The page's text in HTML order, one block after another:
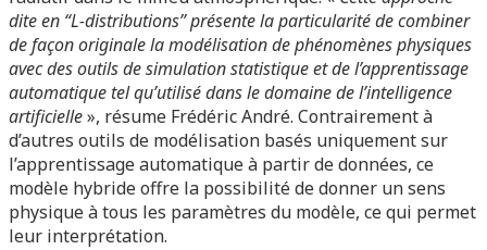
dite en “L-distributions” présente la particularité de combiner
de façon originale la modélisation de phénomènes physiques
avec des outils de simulation statistique et de l’apprentissage
automatique tel qu’utilisé dans le domaine de l’intelligence
artificielle», résume Frédéric André. Contrairement à
d’autres outils de modélisation basés uniquement sur
l’apprentissage automatique à partir de données, ce
modèle hybride offre la possibilité de donner un sens
physique à tous les paramètres du modèle, ce qui permet
leur interprétation.